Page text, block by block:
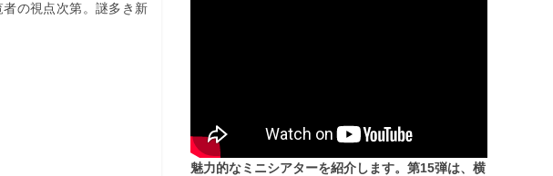
の視点次第。謎多き新
魅力的なミニシアターを紹介します。第15弾は、横